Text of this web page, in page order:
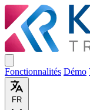
Fonctionnalités Démo
FR